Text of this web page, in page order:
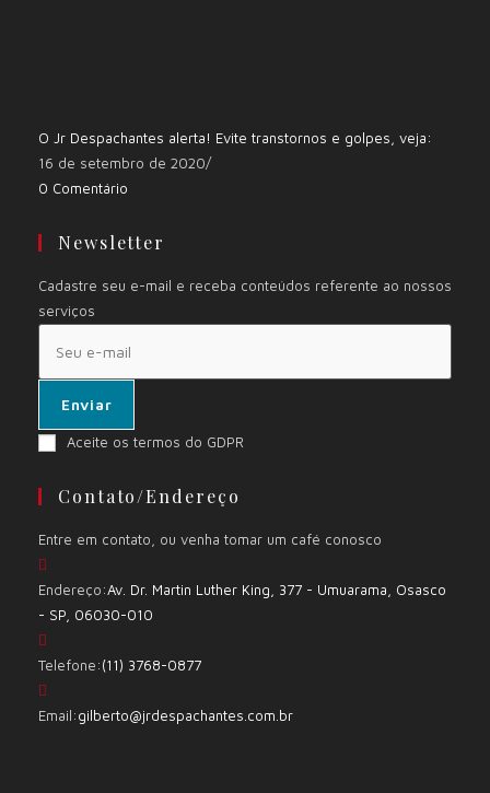
O Jr Despachantes alerta! Evite transtornos e golpes, veja:
16 de setembro de 2020/
0 Comentário
Newsletter
Cadastre seu e-mail e receba conteúdos referente ao nossos
serviços
Enviar
Aceite os termos do GDPR
Contato/Endereço
Entre em contato, ou venha tomar um café conosco
Endereço:Av. Dr. Martin Luther King, 377 - Umuarama, Osasco
- SP, 06030-010
Telefone:(11) 3768-0877
Email:gilberto@jrdespachantes.com.br